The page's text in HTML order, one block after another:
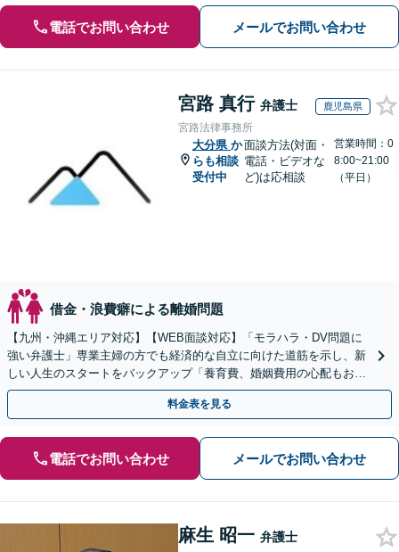
電話でお問い合わせ メールでお問い合わせ
宮路 真行 弁護士 鹿児島県
宮路法律事務所
大分県 か
らも相談
受付中
面談方法(対面・
電話・ビデオな
ど)は応相談
営業時間：0
8:00~21:00
（平日）
借金・浪費癖による離婚問題
【九州・沖縄エリア対応】【WEB面談対応】「モラハラ・DV問題に
強い弁護士」専業主婦の方でも経済的な自立に向けた道筋を示し、新
しい人生のスタートをバックアップ「養育費、婚姻費用の心配もお任
せ」経営者特有の離婚問題に対応【休日・夜間相談可】
料金表を見る
電話でお問い合わせ メールでお問い合わせ
麻生 昭一 弁護士